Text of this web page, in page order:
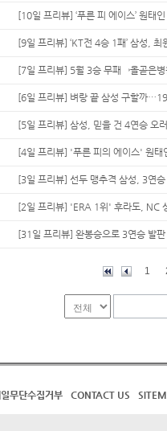
[10일 프리뷰] ‘푸른 피 에이스’ 원태
[9일 프리뷰] ‘KT전 4승 1패’ 삼성,
[7일 프리뷰] 5월 3승 무패→올곧은
[6일 프리뷰] 벼랑 끝 삼성 구할까
[5일 프리뷰] 삼성, 믿을 건 4연승 오
[4일 프리뷰] '푸른 피의 에이스' 원태
[3일 프리뷰] 선두 맹추격 삼성, 3연
[2일 프리뷰] 'ERA 1위' 후라도, NC
[31일 프리뷰] 완봉승으로 3연승 발
1
무단수집거부 CONTACT US